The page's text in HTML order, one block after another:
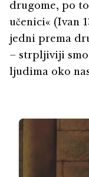
drugome, po
učenici« (Ivan
jedni prema
– strpljiviji
ljudima oko